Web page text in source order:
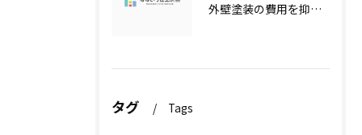
外壁塗装の費用を抑えたい人必見！低価格で高品質な外壁塗装工事のポイントとは？
タグ Tags